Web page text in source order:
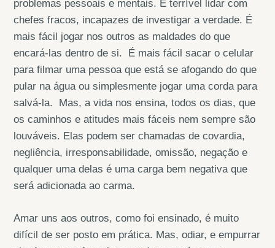
problemas pessoais e mentais. É terrível lidar com
chefes fracos, incapazes de investigar a verdade. É
mais fácil jogar nos outros as maldades do que
encará-las dentro de si. É mais fácil sacar o celular
para filmar uma pessoa que está se afogando do que
pular na água ou simplesmente jogar uma corda para
salvá-la. Mas, a vida nos ensina, todos os dias, que
os caminhos e atitudes mais fáceis nem sempre são
louváveis. Elas podem ser chamadas de covardia,
negliência, irresponsabilidade, omissão, negação e
qualquer uma delas é uma carga bem negativa que
será adicionada ao carma.
Amar uns aos outros, como foi ensinado, é muito
difícil de ser posto em prática. Mas, odiar, e empurrar